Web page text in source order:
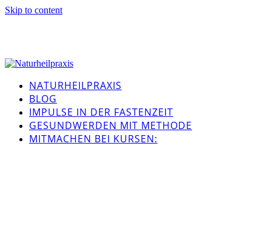
Skip to content
NATURHEILPRAXIS
BLOG
IMPULSE IN DER FASTENZEIT
GESUNDWERDEN MIT METHODE
MITMACHEN BEI KURSEN: